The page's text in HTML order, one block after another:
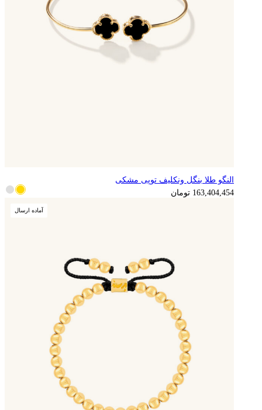
النگو طلا بنگل ونکلیف توپی مشکی
163,404,454 تومان
آماده ارسال